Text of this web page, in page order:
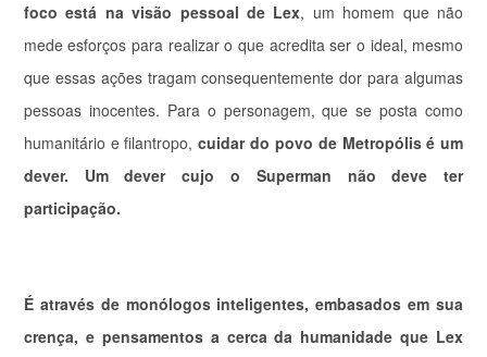
foco está na visão pessoal de Lex, um homem que não
mede esforços para realizar o que acredita ser o ideal, mesmo
que essas ações tragam consequentemente dor para algumas
pessoas inocentes. Para o personagem, que se posta como
humanitário e filantropo,cuidar do povo de Metropólis é um
dever. Um dever cujo o Superman não deve ter
participação.
É através de monólogos inteligentes, embasados em sua
crença, e pensamentos a cerca da humanidade que Lex